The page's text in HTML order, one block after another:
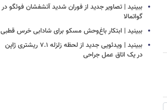
ببینید | تصاویر جدید از فوران شدید آتشفشان فوئگو در
گواتمالا
ببینید | ابتکار باغ‌وحش مسکو برای شادابی خرس قطبی
ببینید | ویدئویی جدید از لحظه زلزله ۷.۱ ریشتری ژاپن
در یک اتاق عمل جراحی